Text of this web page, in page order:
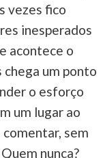
vezes fico
inesperados
acontece o
um ponto
o esforço
um lugar ao
sem
nunca?